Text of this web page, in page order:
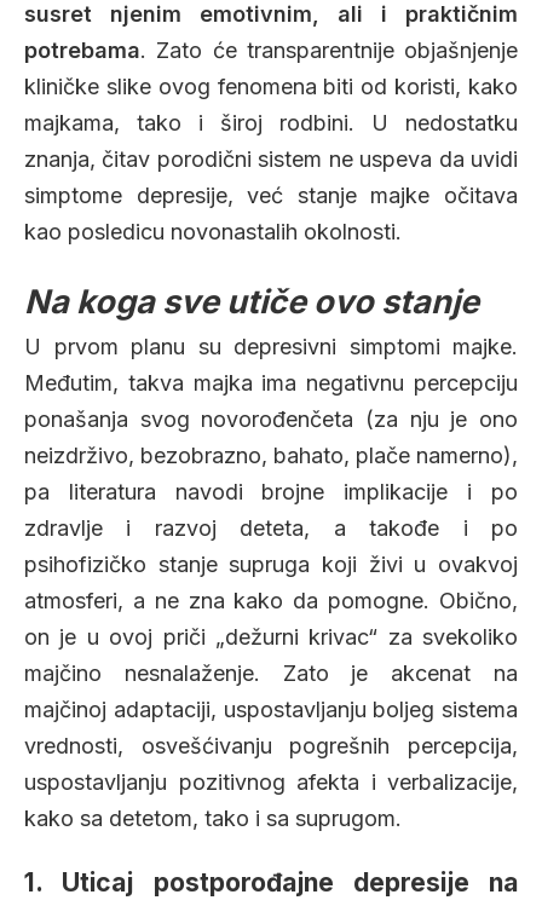
susret njenim emotivnim, ali i praktičnim
potrebama. Zato će transparentnije objašnjenje
kliničke slike ovog fenomena biti od koristi, kako
majkama, tako i široj rodbini. U nedostatku
znanja, čitav porodični sistem ne uspeva da uvidi
simptome depresije, već stanje majke očitava
kao posledicu novonastalih okolnosti.
Na koga sve utiče ovo stanje
U prvom planu su depresivni simptomi majke.
Međutim, takva majka ima negativnu percepciju
ponašanja svog novorođenčeta (za nju je ono
neizdrživo, bezobrazno, bahato, plače namerno),
pa literatura navodi brojne implikacije i po
zdravlje i razvoj deteta, a takođe i po
psihofizičko stanje supruga koji živi u ovakvoj
atmosferi, a ne zna kako da pomogne. Obično,
on je u ovoj priči „dežurni krivac“ za svekoliko
majčino nesnalaženje. Zato je akcenat na
majčinoj adaptaciji, uspostavljanju boljeg sistema
vrednosti, osvešćivanju pogrešnih percepcija,
uspostavljanju pozitivnog afekta i verbalizacije,
kako sa detetom, tako i sa suprugom.
1. Uticaj postporođajne depresije na